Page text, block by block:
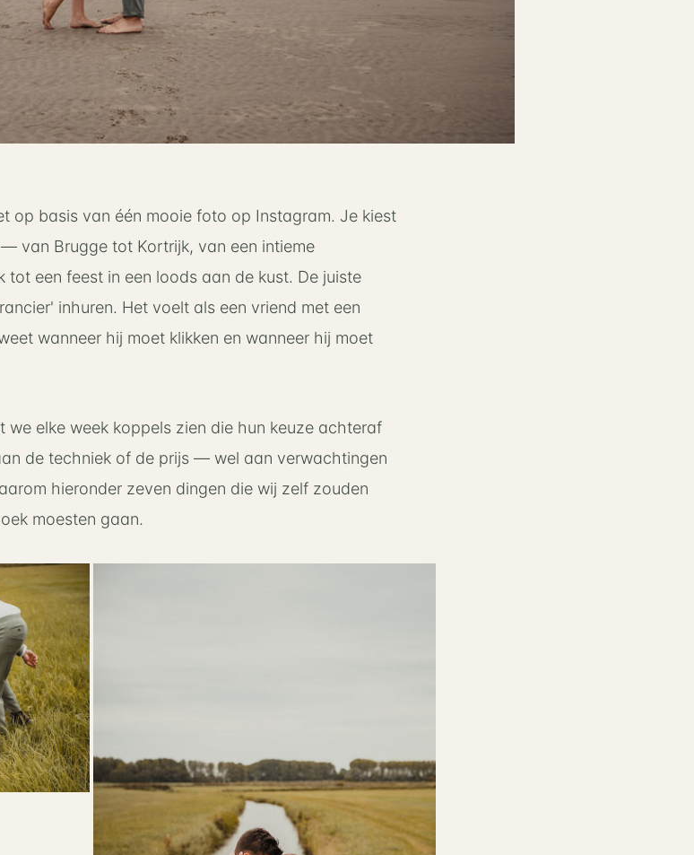
op basis van één mooie foto op Instagram. Je kiest
van Brugge tot Kortrijk, van een intieme
tot een feest in een loods aan de kust. De juiste
inhuren. Het voelt als een vriend met een
wanneer hij moet klikken en wanneer hij moet
we elke week koppels zien die hun keuze achteraf
de techniek of de prijs — wel aan verwachtingen
hieronder zeven dingen die wij zelf zouden
moesten gaan.